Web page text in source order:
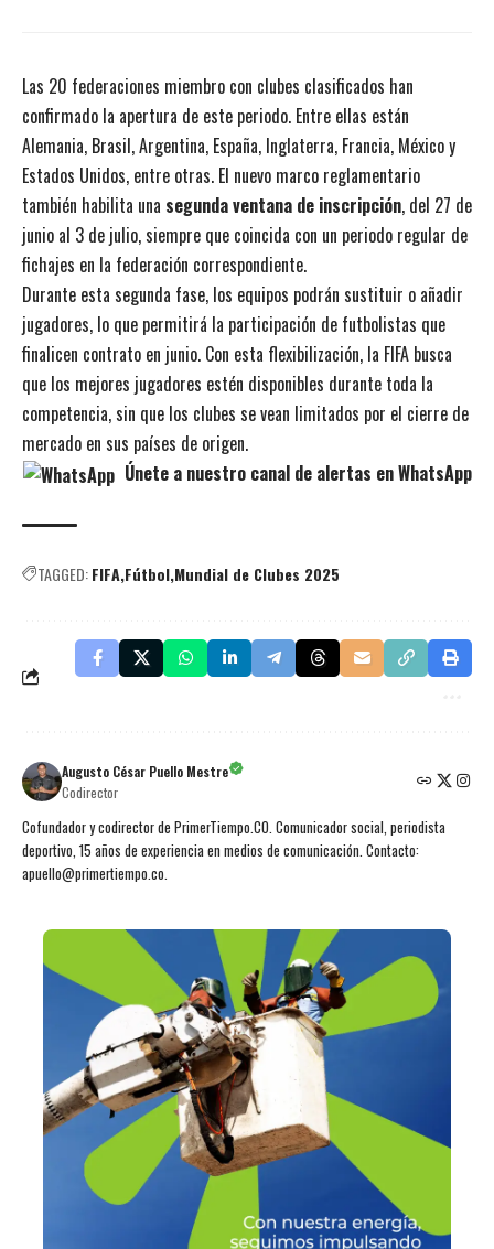
Las 20 federaciones miembro con clubes clasificados han
confirmado la apertura de este periodo. Entre ellas están
Alemania, Brasil, Argentina, España, Inglaterra, Francia, México y
Estados Unidos, entre otras. El nuevo marco reglamentario
también habilita una segunda ventana de inscripción, del 27 de
junio al 3 de julio, siempre que coincida con un periodo regular de
fichajes en la federación correspondiente.
Durante esta segunda fase, los equipos podrán sustituir o añadir
jugadores, lo que permitirá la participación de futbolistas que
finalicen contrato en junio. Con esta flexibilización, la FIFA busca
que los mejores jugadores estén disponibles durante toda la
competencia, sin que los clubes se vean limitados por el cierre de
mercado en sus países de origen.
Únete a nuestro canal de alertas en WhatsApp
TAGGED:FIFA Fútbol Mundial de Clubes 2025
Augusto César Puello Mestre
Codirector
Cofundador y codirector de PrimerTiempo.CO. Comunicador social, periodista
deportivo, 15 años de experiencia en medios de comunicación. Contacto:
apuello@primertiempo.co.